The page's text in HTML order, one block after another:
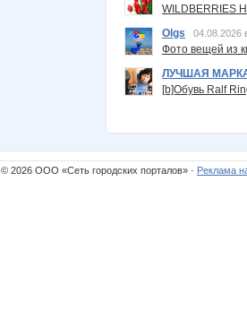
Olgs
04.08.2026
Фото вещей из
ЛУЧШАЯ
[b]Обувь Ralf
© 2026 ООО «Сеть городских порталов» · Реклама